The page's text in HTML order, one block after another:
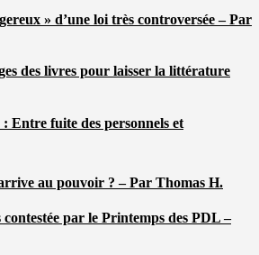
» d’une loi très controversée – Par
des livres pour laisser la littérature
Entre fuite des personnels et
au pouvoir ? – Par Thomas H.
contestée par le Printemps des PDL –